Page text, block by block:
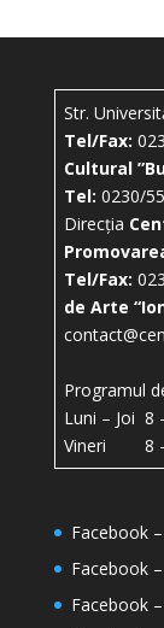
Str.
Tel/Fax:
Cultural
Tel: 0230/
Direcția
Tel/Fax:
de Arte
Programul
Luni – Joi 8
Vineri 8 –
Facebook
Facebook
Facebook